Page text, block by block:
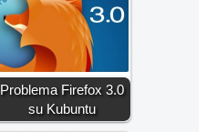
Problema Firefox 3.0
su Kubuntu